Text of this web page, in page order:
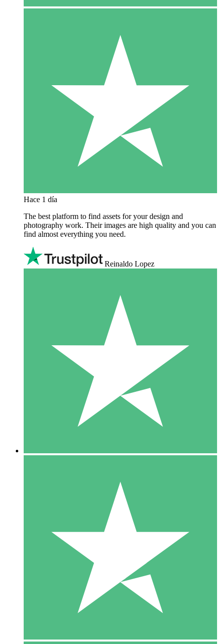
Hace 1 día
The best platform to find assets for your design and
photography work. Their images are high quality and you can
find almost everything you need.
Reinaldo Lopez